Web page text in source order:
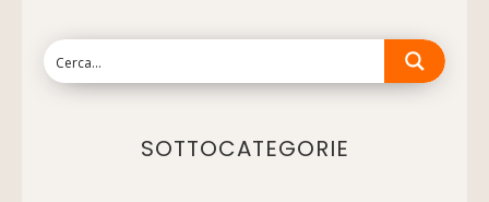
SOTTOCATEGORIE